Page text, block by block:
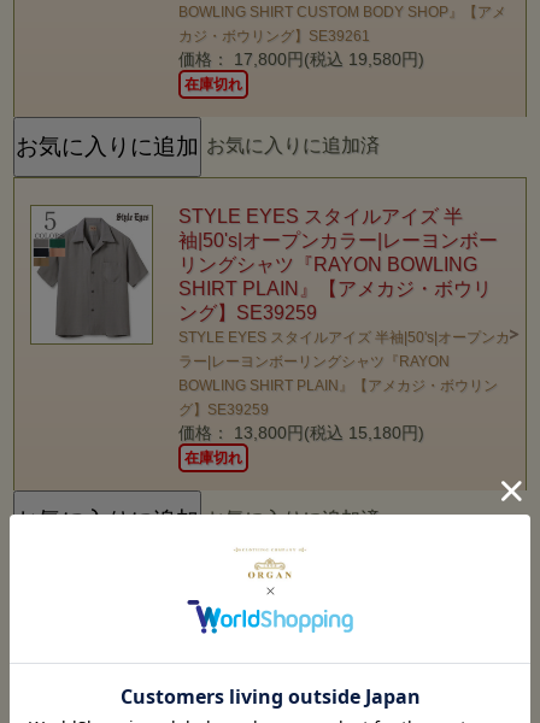
BOWLING SHIRT CUSTOM BODY SHOP』【アメ
カジ・ボウリング】SE39261
価格： 17,800円(税込 19,580円)
在庫切れ
お気に入りに追加済
STYLE EYES スタイルアイズ 半
袖|50's|オープンカラー|レーヨンボー
リングシャツ『RAYON BOWLING
SHIRT PLAIN』【アメカジ・ボウリ
ング】SE39259
STYLE EYES スタイルアイズ 半袖|50's|オープンカ
ラー|レーヨンボーリングシャツ『RAYON
BOWLING SHIRT PLAIN』【アメカジ・ボウリン
グ】SE39259
価格： 13,800円(税込 15,180円)
在庫切れ
お気に入りに追加済
STYLE EYES スタイルアイズ 長袖|コ
ーデュロイ|オープンカラー|スポーツ
シャツ『CORDUROY SPORTS
SHIRT ELVIS DOT』【アメカジ・
50's】SE29170
STYLE EYES スタイルアイズ 長袖|コーデュロイ|